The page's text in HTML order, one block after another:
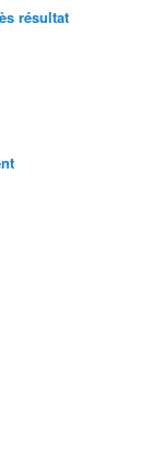
résultat